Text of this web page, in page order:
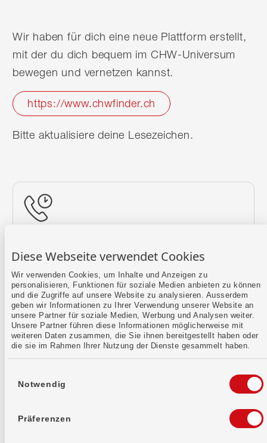
Diese Webseite verwendet Cookies
Wir verwenden Cookies, um Inhalte und Anzeigen zu
personalisieren, Funktionen für soziale Medien anbieten zu können
und die Zugriffe auf unsere Website zu analysieren. Ausserdem
geben wir Informationen zu Ihrer Verwendung unserer Website an
unsere Partner für soziale Medien, Werbung und Analysen weiter.
Unsere Partner führen diese Informationen möglicherweise mit
weiteren Daten zusammen, die Sie ihnen bereitgestellt haben oder
die sie im Rahmen Ihrer Nutzung der Dienste gesammelt haben.
Notwendig
Präferenzen
Wir haben für dich eine neue Plattform erstellt,
mit der du dich bequem im CHW-Universum
bewegen und vernetzen kannst.
https://www.chwfinder.ch
Bitte aktualisiere deine Lesezeichen.
Mehr erfahren
Kontaktformular